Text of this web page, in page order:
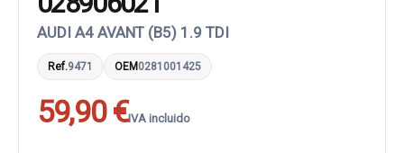
AUDI A4 AVANT (B5) 1.9 TDI
Ref.9471 OEM0281001425
59,90 €IVA incluido